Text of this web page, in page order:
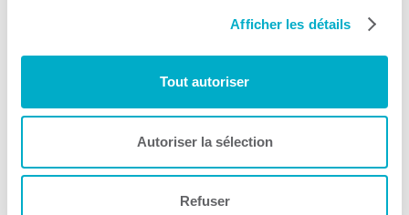
Afficher les détails
Tout autoriser
Autoriser la sélection
Refuser
communautaire)
Accompagnement à l'entreprise
Consulter le site Web